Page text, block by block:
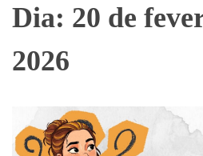
Dia: 20 de
2026